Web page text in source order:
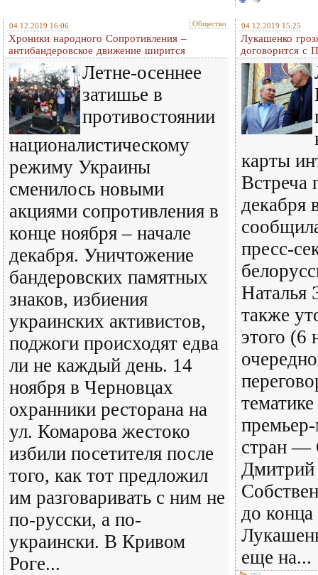
04.12.2019 16:06 Общество
Хроники народного Сопротивления –
антибандеровское движение ширится
Летне-осеннее
затишье в
противостоянии
националистическому
режиму Украины
сменилось новыми
акциями сопротивления в
конце ноября – начале
декабря. Уничтожение
бандеровских памятных
знаков, избиения
украинских активистов,
поджоги происходят едва
ли не каждый день. 14
ноября в Черновцах
охранники ресторана на
ул. Комарова жестоко
избили посетителя после
того, как тот предложил
им разговаривать с ним не
по-русски, а по-
украински. В Кривом
Роге...
04.12.2019 15:25
Лукашенко
договорится с
карты
Встреча
декабря
пресс-
Наталья
также
этого (6
стран —
до
еще на...